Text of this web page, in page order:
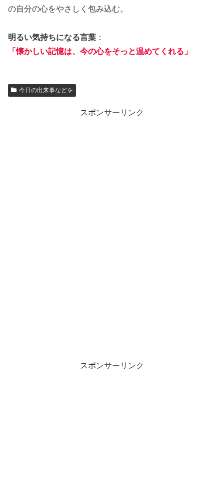
の自分の心をやさしく包み込む。
明るい気持ちになる言葉 ：
「懐かしい記憶は、今の心をそっと温めてくれる」
今日の出来事などを
スポンサーリンク
スポンサーリンク